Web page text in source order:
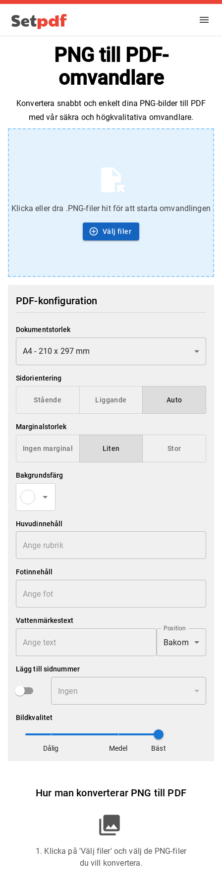
PNG till PDF-
omvandlare
Konvertera snabbt och enkelt dina PNG-bilder till PDF
med vår säkra och högkvalitativa omvandlare.
Klicka eller dra .PNG-filer hit för att starta omvandlingen
Välj filer
PDF-konfiguration
Dokumentstorlek
A4 - 210 x 297 mm
Sidorientering
Stående Liggande Auto
Marginalstorlek
Ingen marginal Liten Stor
Bakgrundsfärg
Huvudinnehåll
Fotinnehåll
Vattenmärkestext
Position
Bakom
Lägg till sidnummer
Ingen
Bildkvalitet
Dålig Medel Bäst
Hur man konverterar PNG till PDF
1. Klicka på 'Välj filer' och välj de PNG-filer
du vill konvertera.